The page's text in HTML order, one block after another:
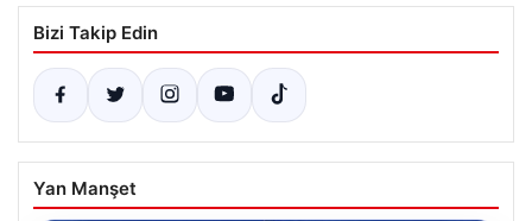
Bizi Takip Edin
Yan Manşet